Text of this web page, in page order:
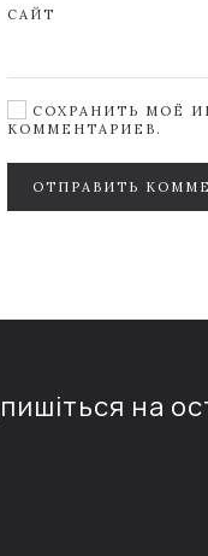
САЙТ
СОХРАНИТЬ МОЁ
КОММЕНТАРИЕВ.
ОТПРАВИТЬ
на